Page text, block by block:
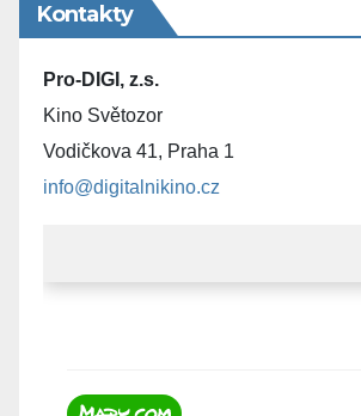
Kontakty
Pro-DIGI, z.s.
Kino Světozor
Vodičkova 41, Praha 1
info@digitalnikino.cz